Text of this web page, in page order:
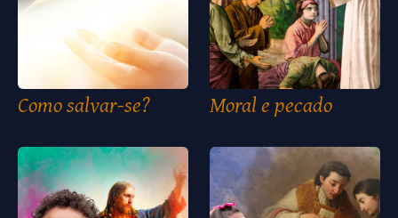
Como salvar-se? Moral e pecado